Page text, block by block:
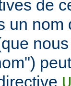
de
un nom